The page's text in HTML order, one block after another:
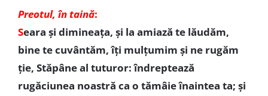
Preotul, în taină:
Seara și dimineața, și la amiază te lăudăm,
bine te cuvântăm, îți mulțumim și ne rugăm
ție, Stăpâne al tuturor: îndreptează
rugăciunea noastră ca o tămâie înaintea ta; și